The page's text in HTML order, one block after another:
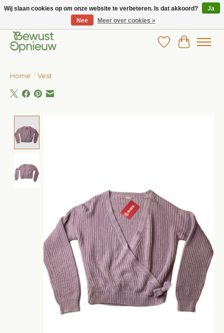
Wij bieden het grootste aanbod in betaalbare kinderkleding!
Verlanglijst
Home / Vest
Wij slaan cookies op om onze website te verbeteren. Is dat akkoord?
Ja
Nee
Meer over cookies »